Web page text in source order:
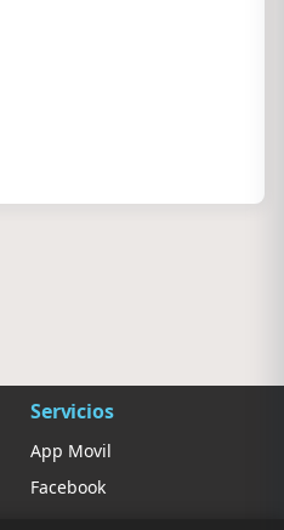
Servicios
App Movil
Facebook